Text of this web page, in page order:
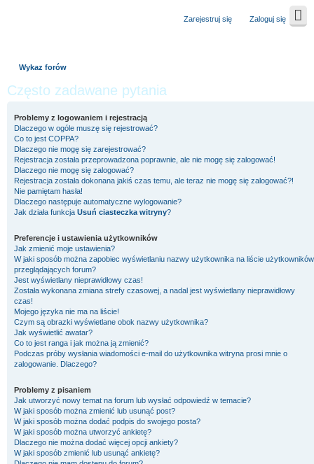
Zaloguj się
Zarejestruj się
Wykaz forów
Często zadawane pytania
Problemy z logowaniem i rejestracją
Dlaczego w ogóle muszę się rejestrować?
Co to jest COPPA?
Dlaczego nie mogę się zarejestrować?
Rejestracja została przeprowadzona poprawnie, ale nie mogę się zalogować!
Dlaczego nie mogę się zalogować?
Rejestracja została dokonana jakiś czas temu, ale teraz nie mogę się zalogować?!
Nie pamiętam hasła!
Dlaczego następuje automatyczne wylogowanie?
Jak działa funkcja Usuń ciasteczka witryny?
Preferencje i ustawienia użytkowników
Jak zmienić moje ustawienia?
W jaki sposób można zapobiec wyświetlaniu nazwy użytkownika na liście użytkowników
przeglądających forum?
Jest wyświetlany nieprawidłowy czas!
Została wykonana zmiana strefy czasowej, a nadal jest wyświetlany nieprawidłowy
czas!
Mojego języka nie ma na liście!
Czym są obrazki wyświetlane obok nazwy użytkownika?
Jak wyświetlić awatar?
Co to jest ranga i jak można ją zmienić?
Podczas próby wysłania wiadomości e-mail do użytkownika witryna prosi mnie o
zalogowanie. Dlaczego?
Problemy z pisaniem
Jak utworzyć nowy temat na forum lub wysłać odpowiedź w temacie?
W jaki sposób można zmienić lub usunąć post?
W jaki sposób można dodać podpis do swojego posta?
W jaki sposób można utworzyć ankietę?
Dlaczego nie można dodać więcej opcji ankiety?
W jaki sposób zmienić lub usunąć ankietę?